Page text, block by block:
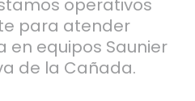
operativos
para atender
en equipos Saunier
de la Cañada.